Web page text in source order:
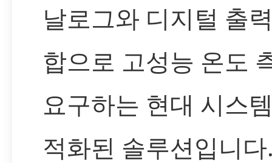
날로그와 디지털 출
합으로 고성능 온도
요구하는 현대 시스
적화된 솔루션입니